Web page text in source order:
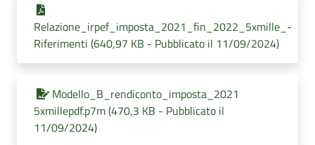
Relazione_irpef_imposta_2021_fin_2022_5xmille_-
Riferimenti (640,97 KB - Pubblicato il 11/09/2024)
Modello_B_rendiconto_imposta_2021
5xmillepdf.p7m (470,3 KB - Pubblicato il
11/09/2024)